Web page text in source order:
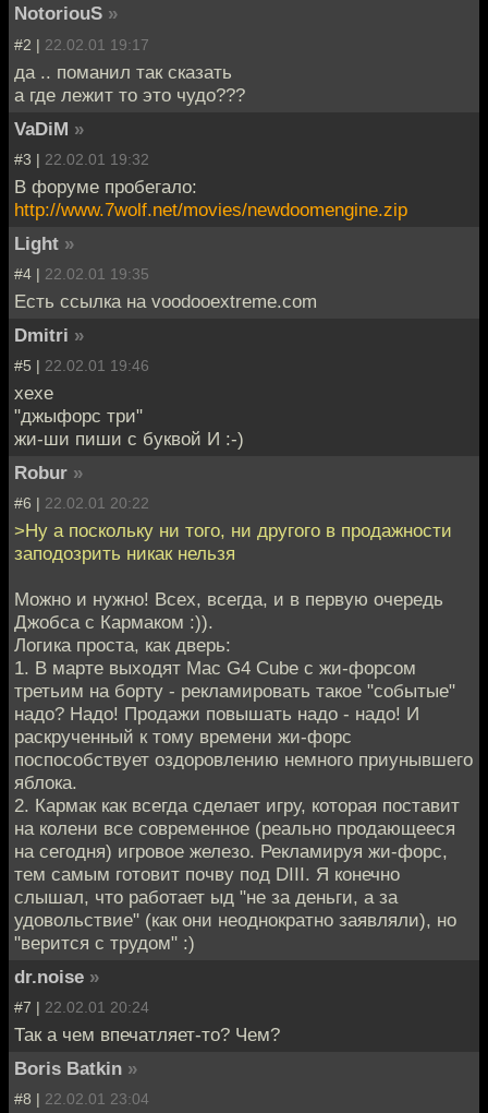
NotoriouS »
#2 | 22.02.01 19:17
да .. поманил так сказать
а где лежит то это чудо???
VaDiM »
#3 | 22.02.01 19:32
В форуме пробегало:
http://www.7wolf.net/movies/newdoomengine.zip
Light »
#4 | 22.02.01 19:35
Есть ссылка на voodooextreme.com
Dmitri »
#5 | 22.02.01 19:46
хехе
"джыфорс три"
жи-ши пиши с буквой И :-)
Robur »
#6 | 22.02.01 20:22
>Ну а поскольку ни того, ни другого в продажности
заподозрить никак нельзя
Можно и нужно! Всех, всегда, и в первую очередь
Джобса с Кармаком :)).
Логика проста, как дверь:
1. В марте выходят Mac G4 Cube с жи-форсом
третьим на борту - рекламировать такое "событые"
надо? Надо! Продажи повышать надо - надо! И
раскрученный к тому времени жи-форс
поспособствует оздоровлению немного приунывшего
яблока.
2. Кармак как всегда сделает игру, которая поставит
на колени все современное (реально продающееся
на сегодня) игровое железо. Рекламируя жи-форс,
тем самым готовит почву под DIII. Я конечно
слышал, что работает ыд "не за деньги, а за
удовольствие" (как они неоднократно заявляли), но
"верится с трудом" :)
dr.noise »
#7 | 22.02.01 20:24
Так а чем впечатляет-то? Чем?
Boris Batkin »
#8 | 22.02.01 23:04